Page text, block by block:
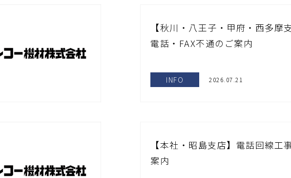
【秋川・八王子・甲府・西多摩
電話・FAX不通のご案内
2026.07.21
INFO
【本社・昭島支店】電話回線工
案内